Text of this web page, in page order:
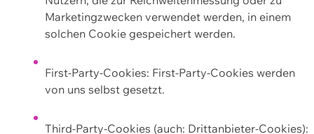
Marketingzwecken verwendet werden, in einem
solchen Cookie gespeichert werden.
First-Party-Cookies: First-Party-Cookies werden
von uns selbst gesetzt.
Third-Party-Cookies (auch: Drittanbieter-Cookies):